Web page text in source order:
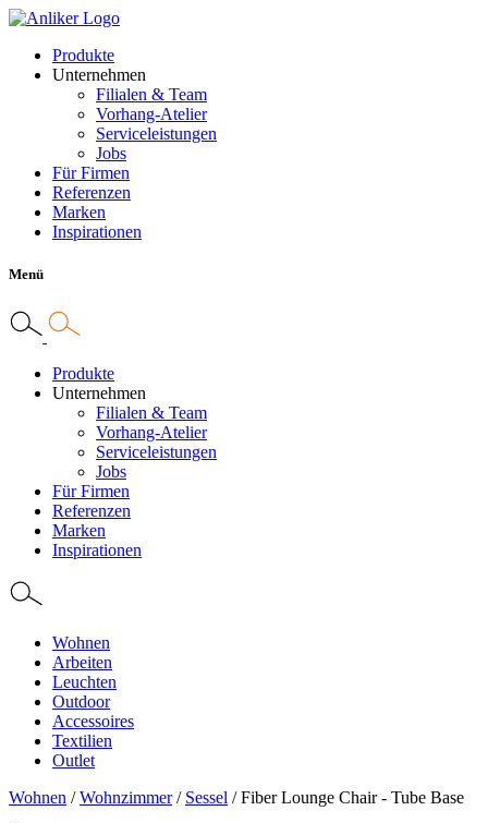
Produkte
Unternehmen
Filialen & Team
Vorhang-Atelier
Serviceleistungen
Jobs
Für Firmen
Referenzen
Marken
Inspirationen
Menü
Produkte
Unternehmen
Filialen & Team
Vorhang-Atelier
Serviceleistungen
Jobs
Für Firmen
Referenzen
Marken
Inspirationen
Wohnen
Arbeiten
Leuchten
Outdoor
Accessoires
Textilien
Outlet
Wohnen /Wohnzimmer/ Sessel /Fiber Lounge Chair - Tube Base